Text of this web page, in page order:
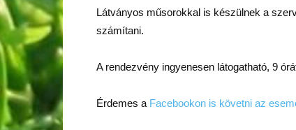
Látványos műsorokkal is készülnek a
számítani.
A rendezvény ingyenesen látogatható, 9
Érdemes a Facebookon is követni az